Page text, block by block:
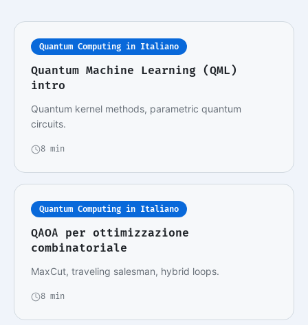
Quantum Computing in Italiano
Quantum Machine Learning (QML)
intro
Quantum kernel methods, parametric quantum
circuits.
8 min
Quantum Computing in Italiano
QAOA per ottimizzazione
combinatoriale
MaxCut, traveling salesman, hybrid loops.
8 min